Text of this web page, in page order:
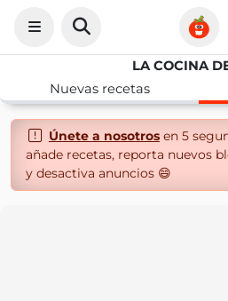
LA COCINA
Nuevas recetas
Únete a nosotrosen 5
añade recetas, reporta nuevos
y desactiva anuncios 😄